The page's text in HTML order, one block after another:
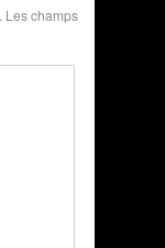
Les champs